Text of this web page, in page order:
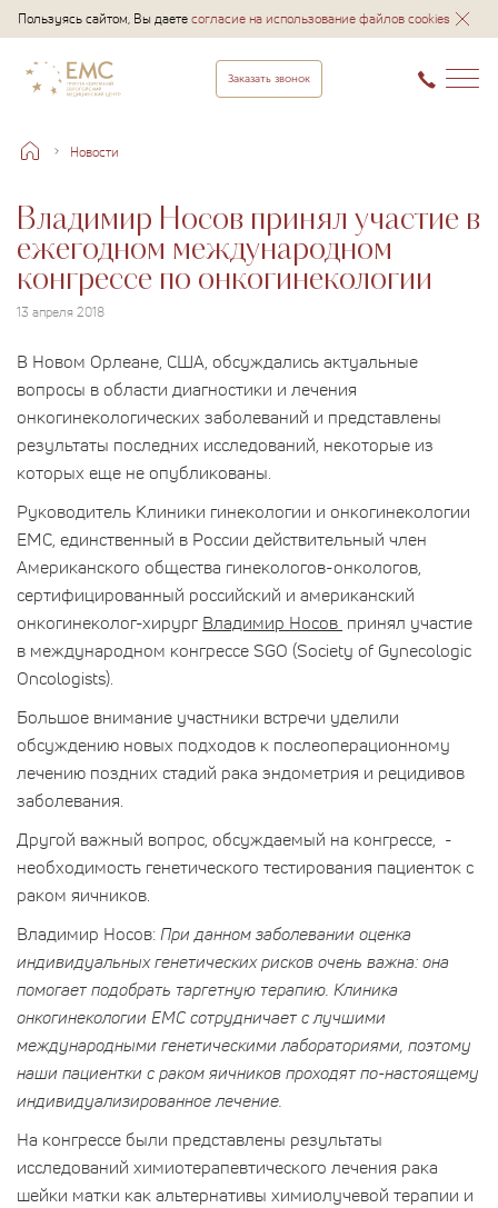
Пользуясь сайтом, Вы даетесогласие на использование файлов cookies
Заказать звонок
Новости
Владимир Носов принял участие в
ежегодном международном
конгрессе по онкогинекологии
13 апреля 2018
В Новом Орлеане, США, обсуждались актуальные
вопросы в области диагностики и лечения
онкогинекологических заболеваний и представлены
результаты последних исследований, некоторые из
которых еще не опубликованы.
Руководитель Клиники гинекологии и онкогинекологии
ЕМС, единственный в России действительный член
Американского общества гинекологов-онкологов,
сертифицированный российский и американский
онкогинеколог-хирург Владимир Носов принял участие
в международном конгрессе SGO (Society of Gynecologic
Oncologists).
Большое внимание участники встречи уделили
обсуждению новых подходов к послеоперационному
лечению поздних стадий рака эндометрия и рецидивов
заболевания.
Другой важный вопрос, обсуждаемый на конгрессе, -
необходимость генетического тестирования пациенток с
раком яичников.
Владимир Носов:При данном заболевании оценка
индивидуальных генетических рисков очень важна: она
помогает подобрать таргетную терапию. Клиника
онкогинекологии ЕМС сотрудничает с лучшими
международными генетическими лабораториями, поэтому
наши пациентки с раком яичников проходят по-настоящему
индивидуализированное лечение.
На конгрессе были представлены результаты
исследований химиотерапевтического лечения рака
шейки матки как альтернативы химиолучевой терапии и